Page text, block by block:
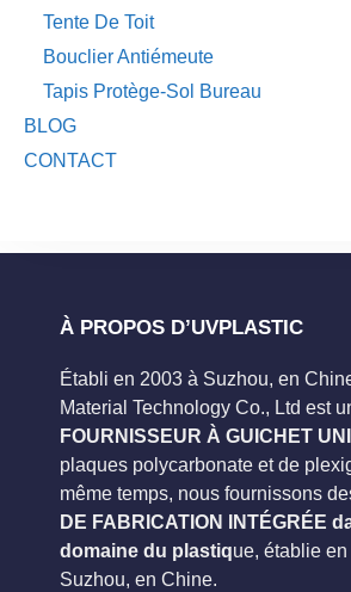
Tente De Toit
Bouclier Antiémeute
Tapis Protège-Sol Bureau
BLOG
CONTACT
À PROPOS D’UVPLASTIC
Établi en 2003 à Suzhou, en
Material Technology Co., Ltd est
FOURNISSEUR À GUICHET
plaques polycarbonate et de
même temps, nous fournissons
DE FABRICATION INTÉGRÉE
domaine du plastique, établie
Suzhou, en Chine.